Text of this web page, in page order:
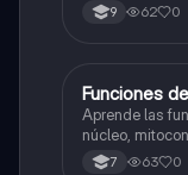
9 62 0
FBiologia
Funciones
Aprende las
núcleo,
7 63 0